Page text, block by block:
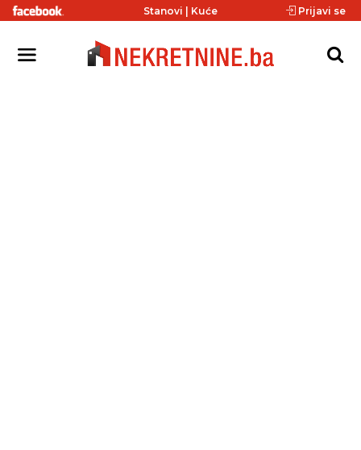
Stanovi Kuće Prijavi se